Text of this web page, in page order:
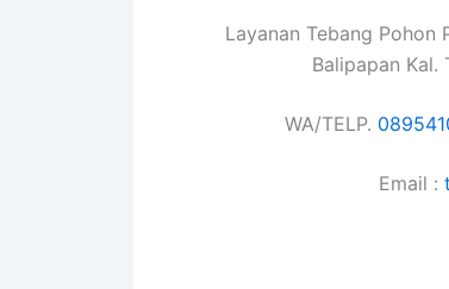
Layanan Tebang Pohon
Balipapan Kal.
WA/TELP.
Email :